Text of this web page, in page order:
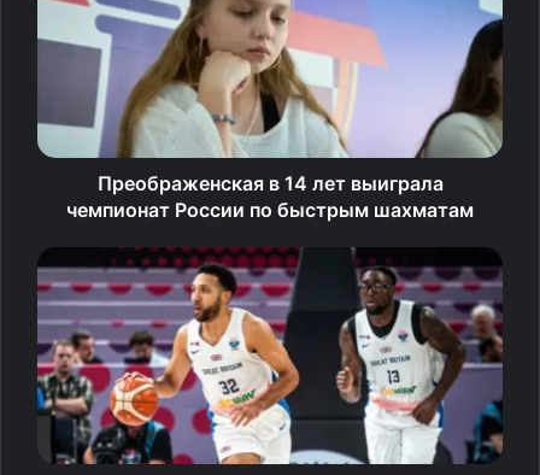
Преображенская в 14 лет выиграла
чемпионат России по быстрым шахматам